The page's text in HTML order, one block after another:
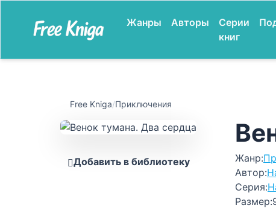
Жанры Авторы
Серии
книг
Free Kniga/Приключения
Добавить в библиотеку Жанр:
Автор:
Серия:
Размер: